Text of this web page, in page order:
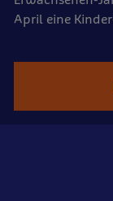
April eine